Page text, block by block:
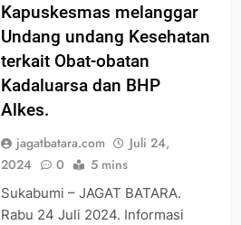
Kapuskesmas melanggar
Undang undang Kesehatan
terkait Obat-obatan
Kadaluarsa dan BHP
Alkes.
jagatbatara.com
Juli 24,
2024
0 5 mins
Sukabumi – JAGAT BATARA.
Rabu 24 Juli 2024. Informasi